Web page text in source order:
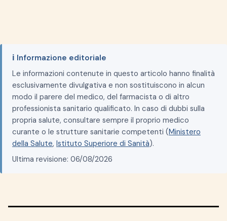
ℹ️ Informazione editoriale
Le informazioni contenute in questo articolo hanno finalità
esclusivamente divulgativa e non sostituiscono in alcun
modo il parere del medico, del farmacista o di altro
professionista sanitario qualificato. In caso di dubbi sulla
propria salute, consultare sempre il proprio medico
curante o le strutture sanitarie competenti (Ministero
della Salute, Istituto Superiore di Sanità).
Ultima revisione: 06/08/2026